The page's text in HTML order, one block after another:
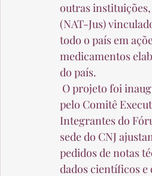
outras instituições,
(NAT-Jus)
todo o país em
medicamentos
do país.
pelo Comitê
Integrantes do
sede do CNJ
pedidos de notas
dados científicos e